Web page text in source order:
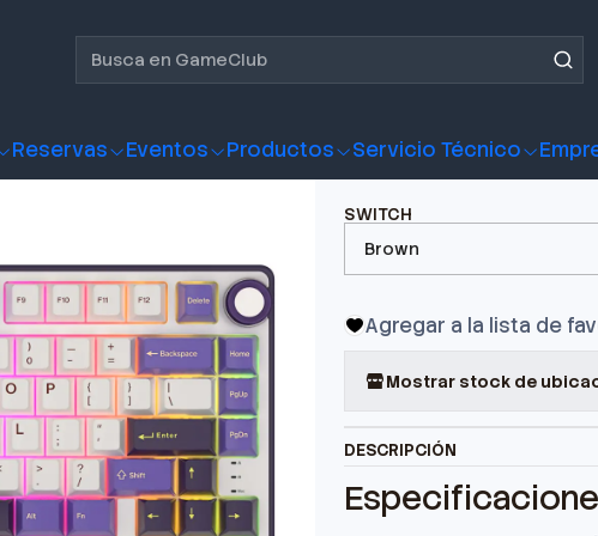
Reservas Eventos Productos Servicio Técnico
Teclado
BlackBerry
SWITCH
Agregar a la lista de
Mostrar stock de
DESCRIPCIÓN